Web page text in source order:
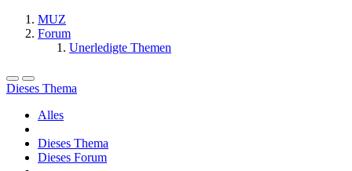
MUZ
Forum
Unerledigte Themen
Dieses Thema
Alles
Dieses Thema
Dieses Forum